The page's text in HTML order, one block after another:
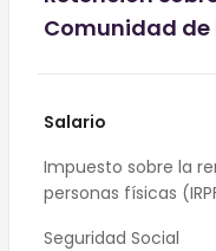
Comunidad de
Salario
Impuesto sobre la
personas físicas
Seguridad Social